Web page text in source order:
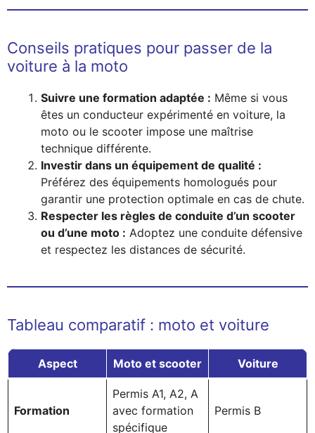
Conseils pratiques pour passer de la
voiture à la moto
Suivre une formation adaptée : Même si vous
êtes un conducteur expérimenté en voiture, la
moto ou le scooter impose une maîtrise
technique différente.
Investir dans un équipement de qualité :
Préférez des équipements homologués pour
garantir une protection optimale en cas de chute.
Respecter les règles de conduite d’un scooter
ou d’une moto : Adoptez une conduite défensive
et respectez les distances de sécurité.
Tableau comparatif : moto et voiture
Aspect Moto et scooter Voiture
Formation
Permis A1, A2, A
avec formation
spécifique
Permis B